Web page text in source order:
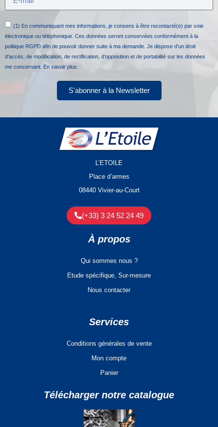
(1) En communiquant mes informations, je consens à être recontacté(e) par voie
électronique ou téléphonique. Ces données seront conservées conformément à la
politique RGPD afin de pouvoir donner suite à ma demande. Je dispose d’un droit
d’accès, de modification, de rectification, d’opposition et de portabilité sur les données
me concernant. En savoir plus.
S'abonner à la Newsletter
L’ETOILE
Place d’armes
08440 Vivier-au-Court
(+33) 3 24 52 24 49
À propos
Qui sommes nous ?
Etude spécifique, Sur-mesure
Nous contacter
Services
Conditions générales de vente
Mon compte
Panier
Télécharger notre catalogue